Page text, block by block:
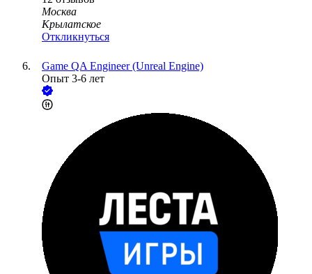
Москва
Крылатское
Откликнуться
Game QA Engineer (Unreal Engine)
Опыт 3-6 лет